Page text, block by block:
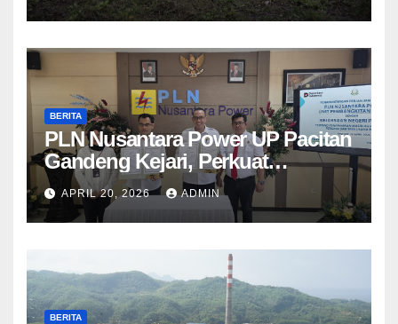
BERITA
PLN Nusantara Power UP Pacitan
Gandeng Kejari, Perkuat
Penanganan Hukum Perdata dan
TUN
APRIL 20, 2026 ADMIN
BERITA